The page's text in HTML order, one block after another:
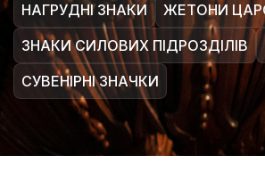
НАГРУДНІ ЗНАКИ ЖЕТОНИ
ЗНАКИ СИЛОВИХ ПІДРОЗДІЛІВ
СУВЕНІРНІ ЗНАЧКИ